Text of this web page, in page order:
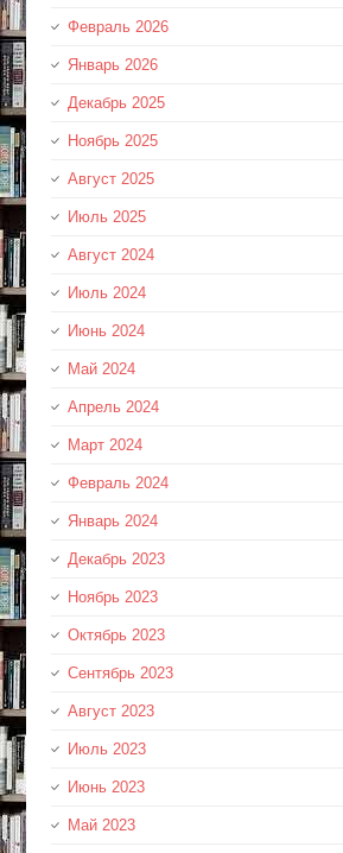
Февраль 2026
Январь 2026
Декабрь 2025
Ноябрь 2025
Август 2025
Июль 2025
Август 2024
Июль 2024
Июнь 2024
Май 2024
Апрель 2024
Март 2024
Февраль 2024
Январь 2024
Декабрь 2023
Ноябрь 2023
Октябрь 2023
Сентябрь 2023
Август 2023
Июль 2023
Июнь 2023
Май 2023